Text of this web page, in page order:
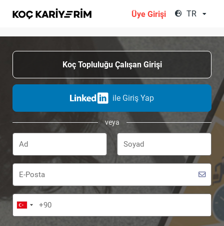
Üye Girişi TR
Koç Topluluğu Çalışan Girişi
ile Giriş Yap
veya